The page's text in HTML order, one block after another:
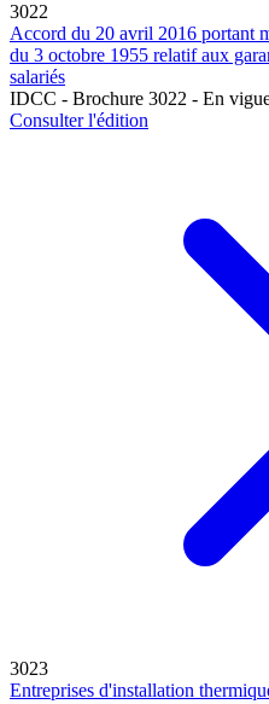
3022
Accord du 20 avril 2016 portant
du 3 octobre 1955 relatif aux
salariés
IDCC - Brochure 3022 - En
Consulter l'édition
3023
Entreprises d'installation